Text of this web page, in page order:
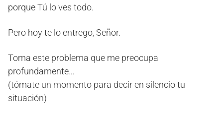
porque Tú lo ves todo.
Pero hoy te lo entrego, Señor.
Toma este problema que me preocupa
profundamente…
(tómate un momento para decir en silencio tu
situación)